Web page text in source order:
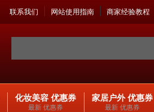
商家经验教程
网站使用指南
联系我们
化妆美容 优惠券
最新 优惠券
家居户外 优惠券
最新 优惠券